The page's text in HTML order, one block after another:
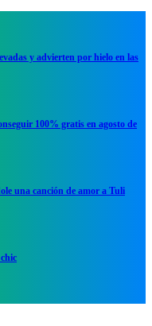
y advierten por hielo en las
100% gratis en agosto de
una canción de amor a Tuli